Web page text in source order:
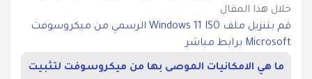
خلال هذا المقال
قم بتنزيل ملف Windows 11 ISO الرسمي من ميكروسوفت
Microsoft برابط مباشر
ما هي الامكانيات الموصى بها من ميكروسوفت لتثبيت